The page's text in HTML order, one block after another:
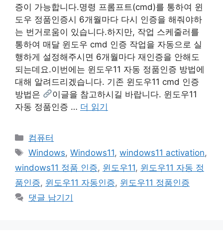
증이 가능합니다.명령 프롬프트(cmd)를 통하여 윈
도우 정품인증시 6개월마다 다시 인증을 해줘야하
는 번거로움이 있습니다.하지만, 작업 스케줄러를
통하여 매달 윈도우 cmd 인증 작업을 자동으로 실
행하게 설정해주시면 6개월마다 재인증을 안해도
되는데요.이번에는 윈도우11 자동 정품인증 방법에
대해 알려드리겠습니다. 기존 윈도우11 cmd 인증
방법은
이글을 참고하시길 바랍니다. 윈도우11
자동 정품인증 … 더 읽기
카
테
리
컴퓨터
태
그
Windows,Windows11,windows11 activation,
windows11 정품 인증, 윈도우11, 윈도우11 자동 정
품인증, 윈도우11 자동인증, 윈도우11 정품인증
댓글 남기기